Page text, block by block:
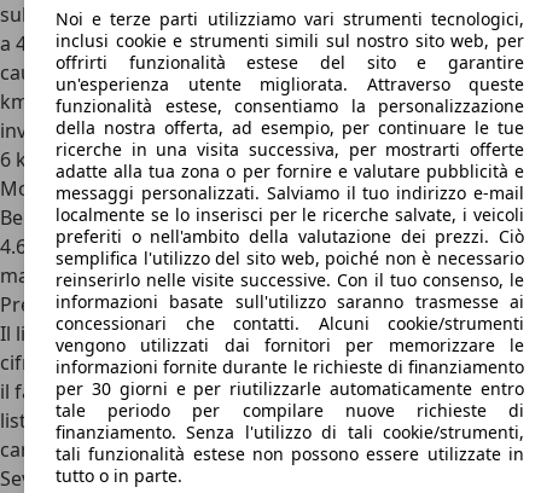
sulle sole ruote anteriori attraverso un cambio automatico
a 4 marce, tipico di GM. Le prestazioni? Soddisfacenti: a
causa del peso di oltre 1.850 kg, Seville scatta da 0 a 100
km/h in 6,8 secondi, e raggiunge i 240 km/h. I consumi,
invece? Altissimi: in media si percorrono infatti poco più di
6 km/l.
Motori Cadillac Seville
Benzina
4.6 V8, 4.6 V8 aspirato, 305 CV, cambio automatico a 4
marce, trazione anteriore
Prezzi Cadillac Seville
Il listino prezzi di Cadillac Seville partiva nel 1998 da una
cifra davvero alta: era infatti in grado di superare di slancio
il famigerato muro dei 100 milioni di lire, arrivando ad un
listino base di 110.700.000 lire, ovvero 57.171 euro al
cambio attuale. Per quella cifra ci si portava a casa una
Seville in versione STS, ovvero la Seville Touring Sedan (che
Noi e terze parti utilizziamo vari strumenti tecnologici,
inclusi cookie e strumenti simili sul nostro sito web, per
offrirti funzionalità estese del sito e garantire
un'esperienza utente migliorata. Attraverso queste
funzionalità estese, consentiamo la personalizzazione
della nostra offerta, ad esempio, per continuare le tue
ricerche in una visita successiva, per mostrarti offerte
adatte alla tua zona o per fornire e valutare pubblicità e
messaggi personalizzati. Salviamo il tuo indirizzo e-mail
localmente se lo inserisci per le ricerche salvate, i veicoli
preferiti o nell'ambito della valutazione dei prezzi. Ciò
semplifica l'utilizzo del sito web, poiché non è necessario
reinserirlo nelle visite successive. Con il tuo consenso, le
informazioni basate sull'utilizzo saranno trasmesse ai
concessionari che contatti. Alcuni cookie/strumenti
vengono utilizzati dai fornitori per memorizzare le
informazioni fornite durante le richieste di finanziamento
per 30 giorni e per riutilizzarle automaticamente entro
tale periodo per compilare nuove richieste di
finanziamento. Senza l'utilizzo di tali cookie/strumenti,
tali funzionalità estese non possono essere utilizzate in
tutto o in parte.